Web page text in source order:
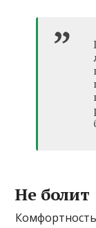
Не болит